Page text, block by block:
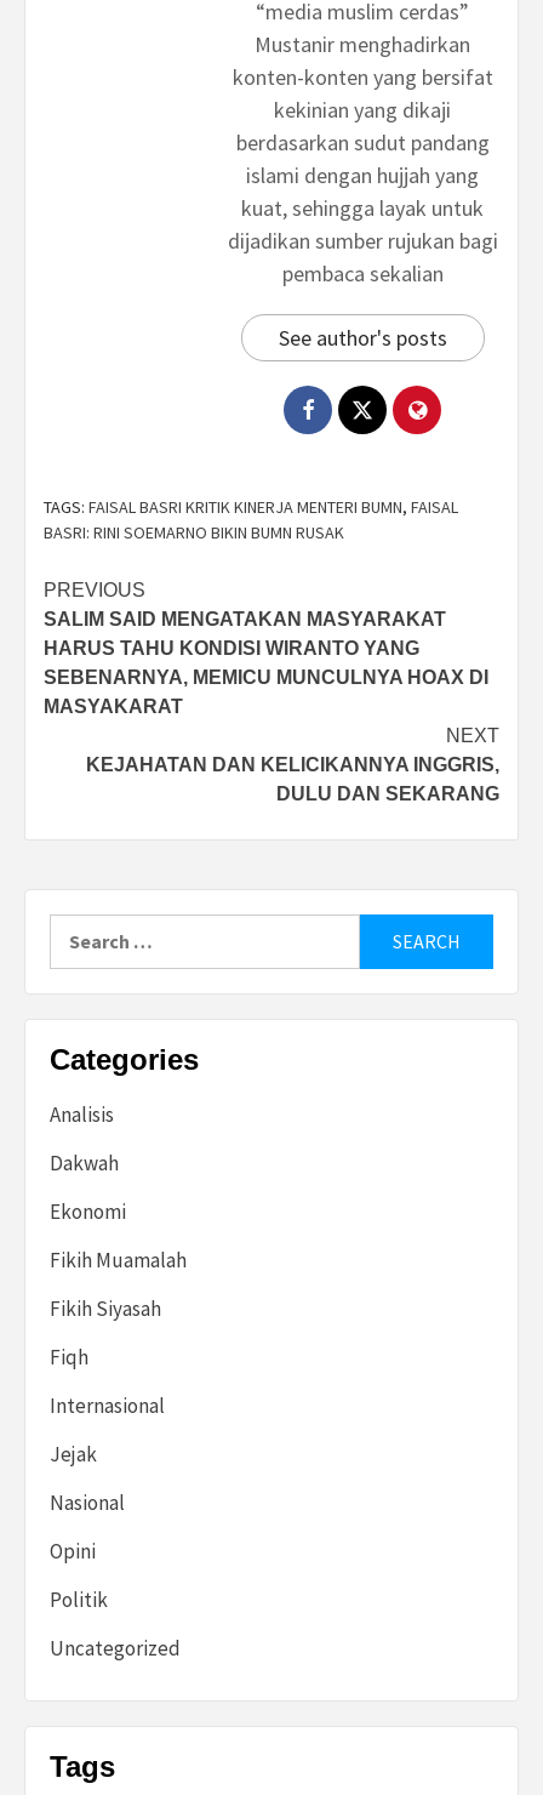
“media muslim cerdas”
Mustanir menghadirkan
konten-konten yang bersifat
kekinian yang dikaji
berdasarkan sudut pandang
islami dengan hujjah yang
kuat, sehingga layak untuk
dijadikan sumber rujukan bagi
pembaca sekalian
See author's posts
TAGS: FAISAL BASRI KRITIK KINERJA MENTERI BUMN, FAISAL
BASRI: RINI SOEMARNO BIKIN BUMN RUSAK
Post
navigation
PREVIOUS
SALIM SAID MENGATAKAN MASYARAKAT
HARUS TAHU KONDISI WIRANTO YANG
SEBENARNYA, MEMICU MUNCULNYA HOAX DI
MASYAKARAT
NEXT
KEJAHATAN DAN KELICIKANNYA INGGRIS,
DULU DAN SEKARANG
for:
Categories
Analisis
Dakwah
Ekonomi
Fikih Muamalah
Fikih Siyasah
Fiqh
Internasional
Jejak
Nasional
Opini
Politik
Uncategorized
Tags